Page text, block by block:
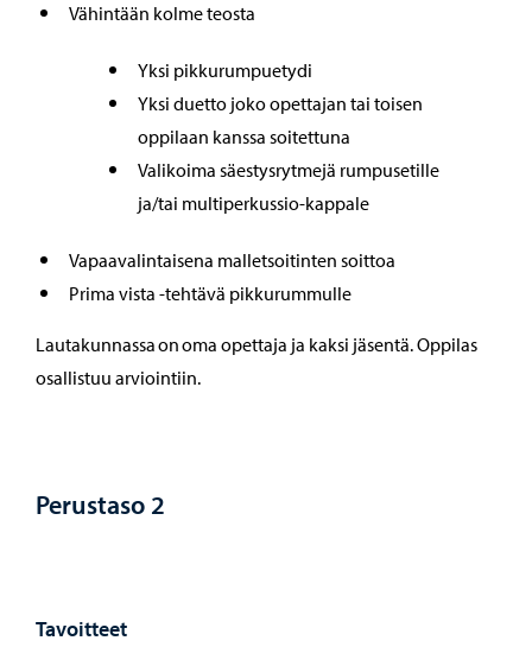
Vähintään kolme teosta
Yksi pikkurumpuetydi
Yksi duetto joko opettajan tai toisen
oppilaan kanssa soitettuna
Valikoima säestysrytmejä rumpusetille
ja/tai multiperkussio-kappale
Vapaavalintaisena malletsoitinten soittoa
Prima vista -tehtävä pikkurummulle
Lautakunnassa on oma opettaja ja kaksi jäsentä. Oppilas
osallistuu arviointiin.
Perustaso 2
Tavoitteet